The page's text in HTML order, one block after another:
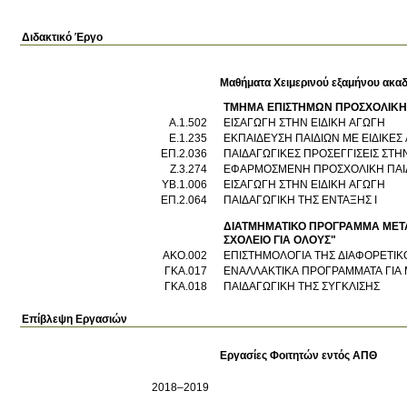
Διδακτικό Έργο
Μαθήματα Χειμερινού εξαμήνου
ΤΜΗΜΑ ΕΠΙΣΤΗΜΩΝ
Α.1.502
ΕΙΣΑΓΩΓΗ ΣΤΗΝ ΕΙΔΙΚΗ ΑΓΩΓΗ
Ε.1.235
ΕΚΠΑΙΔΕΥΣΗ ΠΑΙΔΙΩΝ ΜΕ
ΕΠ.2.036
ΠΑΙΔΑΓΩΓΙΚΕΣ ΠΡΟΣΕΓΓΙΣΕΙΣ
Ζ.3.274
ΕΦΑΡΜΟΣΜΕΝΗ ΠΡΟΣΧΟΛΙΚΗ
ΥΒ.1.006
ΕΙΣΑΓΩΓΗ ΣΤΗΝ ΕΙΔΙΚΗ ΑΓΩΓΗ
ΕΠ.2.064
ΠΑΙΔΑΓΩΓΙΚΗ ΤΗΣ ΕΝΤΑΞΗΣ Ι
ΔΙΑΤΜΗΜΑΤΙΚΟ ΠΡΟΓΡΑΜΜΑ
ΣΧΟΛΕΙΟ ΓΙΑ ΟΛΟΥΣ"
ΑΚΟ.002
ΕΠΙΣΤΗΜΟΛΟΓΙΑ ΤΗΣ
ΓΚΑ.017
ΕΝΑΛΛΑΚΤΙΚΑ ΠΡΟΓΡΑΜΜΑΤΑ
ΓΚΑ.018
ΠΑΙΔΑΓΩΓΙΚΗ ΤΗΣ ΣΥΓΚΛΙΣΗΣ
Επίβλεψη Εργασιών
Εργασίες Φοιτητών εντός ΑΠΘ
2018–2019